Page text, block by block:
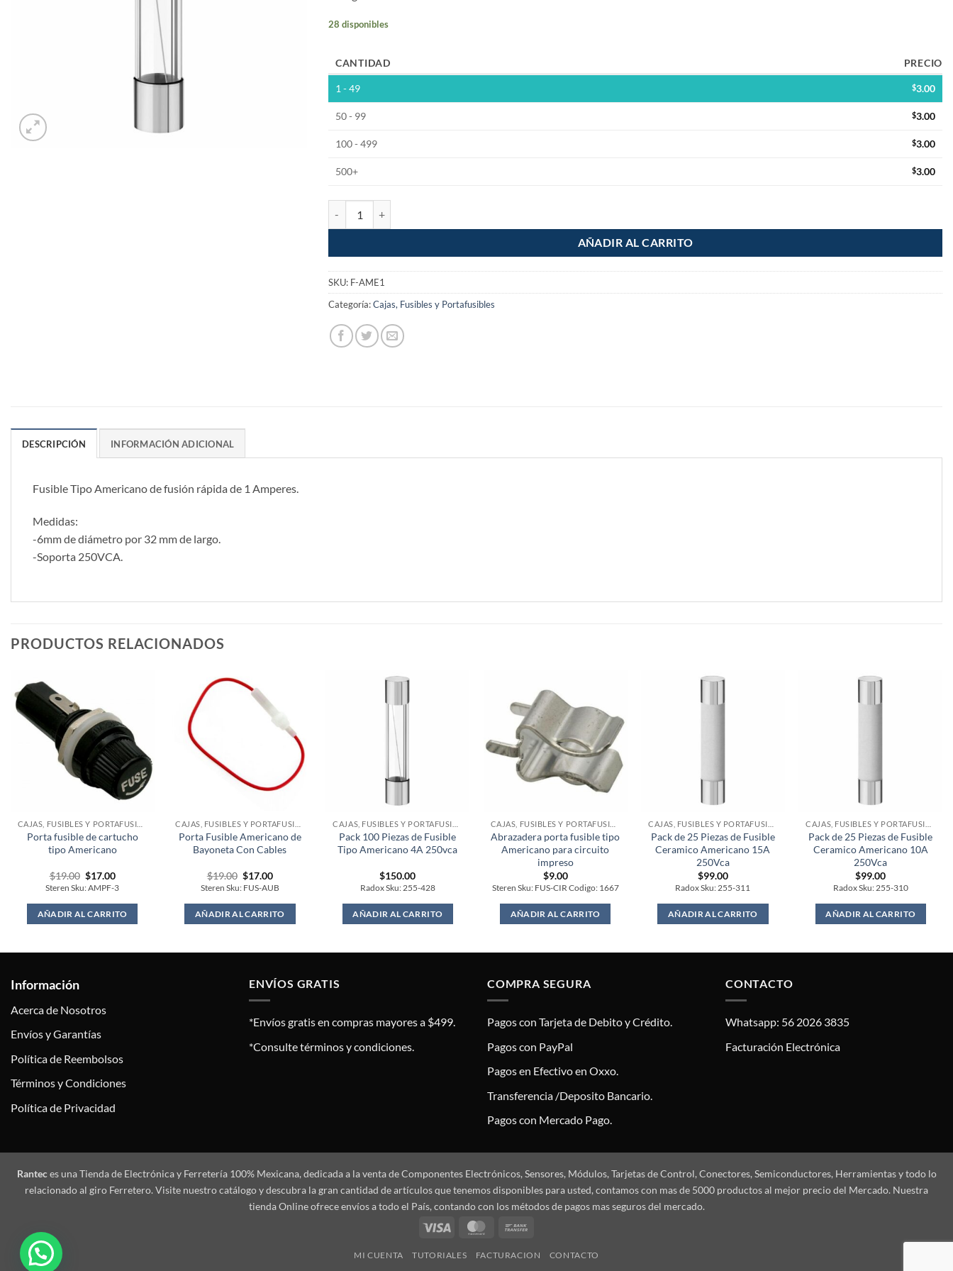
28 disponibles
CANTIDAD PRECIO
1 - 49 $3.00
50 - 99 $3.00
100 - 499 $3.00
500+ $3.00
AÑADIR AL CARRITO
SKU: F-AME1
Categoría:Cajas, Fusibles y Portafusibles
DESCRIPCIÓN INFORMACIÓN ADICIONAL
Fusible Tipo Americano de fusión rápida de 1 Amperes.
Medidas:
-6mm de diámetro por 32 mm de largo.
-Soporta 250VCA.
PRODUCTOS RELACIONADOS
Porta fusible de cartucho
tipo Americano
$19.00 Original
price
was:
$19.00.
$17.00Current
price
is:
$17.00.
Steren Sku: AMPF-3
AÑADIR AL CARRITO
Porta Fusible Americano de
Bayoneta Con Cables
$19.00 Original
price
was:
$19.00.
$17.00Current
price
is:
$17.00.
Steren Sku: FUS-AUB
AÑADIR AL CARRITO
Pack 100 Piezas de Fusible
Tipo Americano 4A 250vca
$150.00
Radox Sku: 255-428
AÑADIR AL CARRITO
Abrazadera porta fusible tipo
Americano para circuito
impreso
$9.00
Steren Sku: FUS-CIR Codigo: 1667
AÑADIR AL CARRITO
Pack de 25 Piezas de Fusible
Ceramico Americano 15A
250Vca
$99.00
Radox Sku: 255-311
AÑADIR AL CARRITO
Pack de 25 Piezas de Fusible
Ceramico Americano 10A
250Vca
$99.00
Radox Sku: 255-310
AÑADIR AL CARRITO
Información
Acerca de Nosotros
Envíos y Garantías
Política de Reembolsos
Términos y Condiciones
Política de Privacidad
ENVÍOS GRATIS
*Envíos gratis en compras mayores a $499.
*Consulte términos y condiciones.
COMPRA SEGURA
Pagos con Tarjeta de Debito y Crédito.
Pagos con PayPal
Pagos en Efectivo en Oxxo.
Transferencia /Deposito Bancario.
Pagos con Mercado Pago.
CONTACTO
Whatsapp: 56 2026 3835
Facturación Electrónica
Ranteces una Tienda de Electrónica y Ferretería 100% Mexicana, dedicada a la venta de Componentes Electrónicos, Sensores, Módulos, Tarjetas de Control, Conectores, Semiconductores, Herramientas y todo lo
relacionado al giro Ferretero. Visite nuestro catálogo y descubra la gran cantidad de artículos que tenemos disponibles para usted, contamos con mas de 5000 productos al mejor precio del Mercado. Nuestra
tienda Online ofrece envíos a todo el País, contando con los métodos de pagos mas seguros del mercado.
Visa
MasterCard
MI CUENTA TUTORIALES FACTURACION CONTACTO